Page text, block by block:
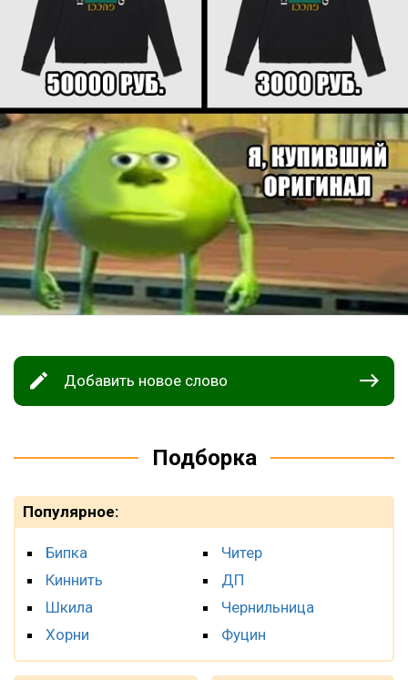
Добавить новое слово
Подборка
Популярное:
Бипка
Киннить
Шкила
Хорни
Читер
ДП
Чернильница
Фуцин